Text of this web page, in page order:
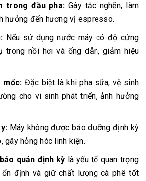
trong đầu pha: Gây tắc nghẽn, làm
hưởng đến hương vị espresso.
Nếu sử dụng nước máy có độ cứng
trong nồi hơi và ống dẫn, giảm hiệu
mốc: Đặc biệt là khi pha sữa, vệ sinh
cho vi sinh phát triển, ảnh hưởng
Máy không được bảo dưỡng định kỳ
gây hỏng hóc linh kiện.
quản định kỳ là yếu tố quan trọng
định và giữ chất lượng cà phê tốt